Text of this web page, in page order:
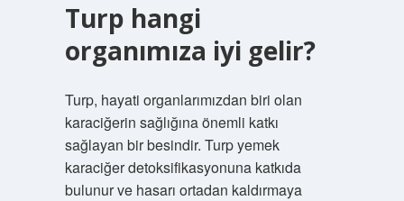
Turp hangi
organımıza iyi gelir?
Turp, hayati organlarımızdan biri olan
karaciğerin sağlığına önemli katkı
sağlayan bir besindir. Turp yemek
karaciğer detoksifikasyonuna katkıda
bulunur ve hasarı ortadan kaldırmaya